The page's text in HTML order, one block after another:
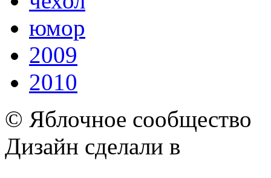
юмор
2009
2010
© Яблочное сообщество
Дизайн сделали в